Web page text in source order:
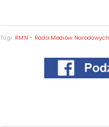
Tagi: RMN - Rada Mediów Narodowych